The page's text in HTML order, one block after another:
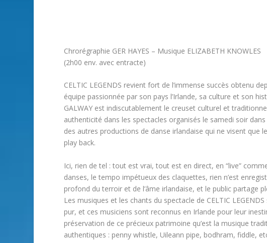
Chrorégraphie GER HAYES – Musique ELIZABETH KNOWLES
(2h00 env. avec entracte)
CELTIC LEGENDS revient fort de l’immense succès obtenu
équipe passionnée par son pays l’Irlande, sa culture et son
GALWAY est indiscutablement le creuset culturel et
authenticité dans les spectacles organisés le samedi soir
des autres productions de danse irlandaise qui ne visent
play back.
Ici, rien de tel : tout est vrai, tout est en direct, en “live”
danses, le tempo impétueux des claquettes, rien n’est
profond du terroir et de l’âme irlandaise, et le public partage
Les musiques et les chants du spectacle de CELTIC
pur, et ces musiciens sont reconnus en Irlande pour leur
préservation de ce précieux patrimoine qu’est la musique
authentiques : penny whistle, Uileann pipe, bodhram, fiddle,